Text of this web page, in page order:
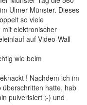
Ulmer Münster. Dieses
so viele
elektronischer
auf Video-Wall
wie beim
! Nachdem ich im
hatte, hab
pulverisiert ;-) und